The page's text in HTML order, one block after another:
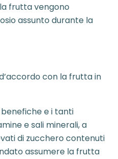
frutta vengono
assunto durante la
con la frutta in
e i tanti
e sali minerali, a
di zucchero contenuti
assumere la frutta